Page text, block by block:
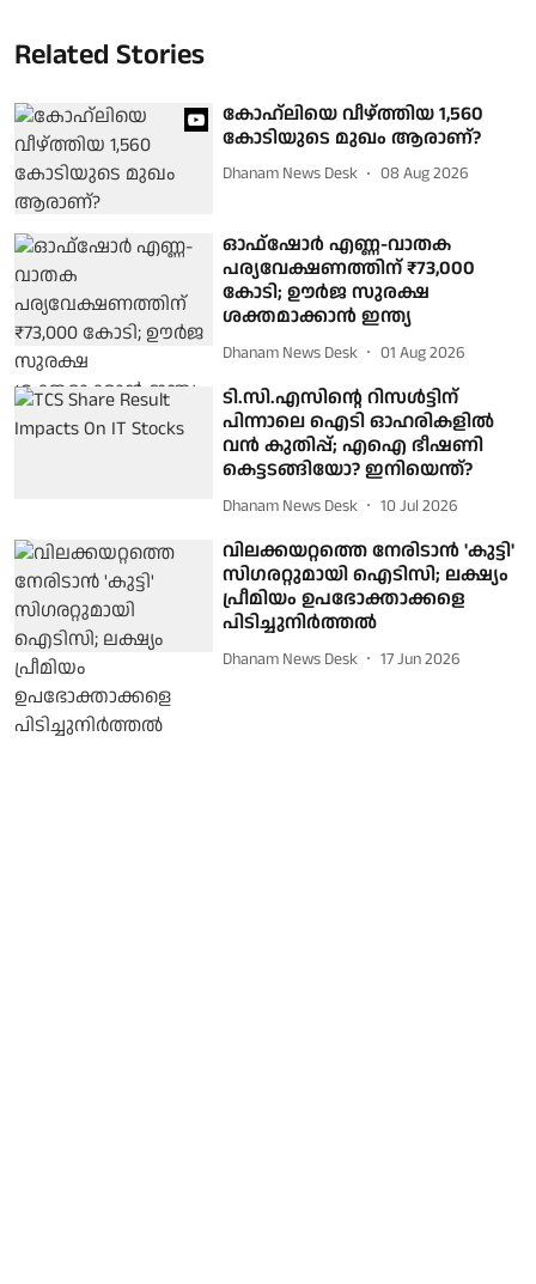
Related Stories
കോഹ്‌ലിയെ വീഴ്ത്തിയ 1,560
കോടിയുടെ മുഖം ആരാണ്?
Dhanam News Desk 08 Aug 2026
ഓഫ്‌ഷോര്‍ എണ്ണ-വാതക
പര്യവേക്ഷണത്തിന് ₹73,000
കോടി; ഊര്‍ജ സുരക്ഷ
ശക്തമാക്കാന്‍ ഇന്ത്യ
Dhanam News Desk 01 Aug 2026
ടി.സി.എസിന്റെ റിസൾട്ടിന്
പിന്നാലെ ഐടി ഓഹരികളിൽ
വൻ കുതിപ്പ്; എഐ ഭീഷണി
കെട്ടടങ്ങിയോ? ഇനിയെന്ത്?
Dhanam News Desk 10 Jul 2026
വിലക്കയറ്റത്തെ നേരിടാന്‍ 'കുട്ടി'
സിഗരറ്റുമായി ഐടിസി; ലക്ഷ്യം
പ്രീമിയം ഉപഭോക്താക്കളെ
പിടിച്ചുനിര്‍ത്തല്‍
Dhanam News Desk 17 Jun 2026